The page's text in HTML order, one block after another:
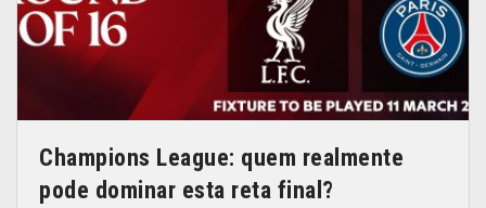
Champions League: quem realmente
pode dominar esta reta final?